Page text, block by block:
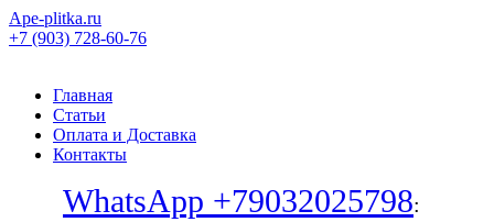
Ape-plitka.ru
+7 (903) 728-60-76
Главная
Статьи
Оплата и Доставка
Контакты
WhatsApp +79032025798: